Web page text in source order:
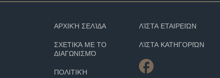
ΑΡΧΙΚΉ ΣΕΛΊΔΑ
ΣΧΕΤΙΚΆ ΜΕ ΤΟ
ΔΙΑΓΩΝΙΣΜΌ
ΠΟΛΙΤΙΚΉ
ΛΊΣΤΑ ΕΤΑΙΡΕΙΏΝ
ΛΊΣΤΑ ΚΑΤΗΓΟΡΙΏΝ